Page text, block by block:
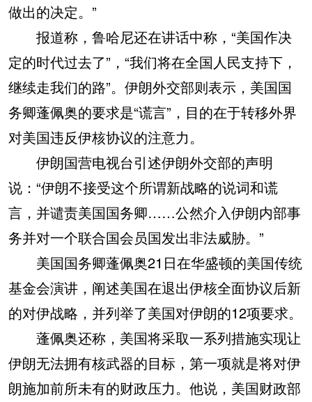
做出的决定。”
报道称，鲁哈尼还在讲话中称，“美国作决
定的时代过去了”，“我们将在全国人民支持下，
继续走我们的路”。伊朗外交部则表示，美国国
务卿蓬佩奥的要求是“谎言”，目的在于转移外界
对美国违反伊核协议的注意力。
伊朗国营电视台引述伊朗外交部的声明
说：“伊朗不接受这个所谓新战略的说词和谎
言，并谴责美国国务卿……公然介入伊朗内部事
务并对一个联合国会员国发出非法威胁。”
美国国务卿蓬佩奥21日在华盛顿的美国传统
基金会演讲，阐述美国在退出伊核全面协议后新
的对伊战略，并列举了美国对伊朗的12项要求。
蓬佩奥还称，美国将采取一系列措施实现让
伊朗无法拥有核武器的目标，第一项就是将对伊
朗施加前所未有的财政压力。他说，美国财政部